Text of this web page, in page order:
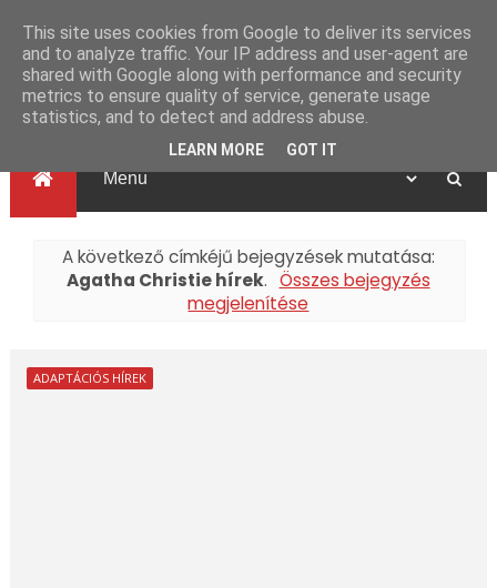
A következő címkéjű bejegyzések mutatása:
Agatha Christie hírek. Összes bejegyzés
megjelenítése
ADAPTÁCIÓS HÍREK
This site uses cookies from Google to deliver its services
and to analyze traffic. Your IP address and user-agent are
shared with Google along with performance and security
metrics to ensure quality of service, generate usage
statistics, and to detect and address abuse.
LEARN MORE GOT IT